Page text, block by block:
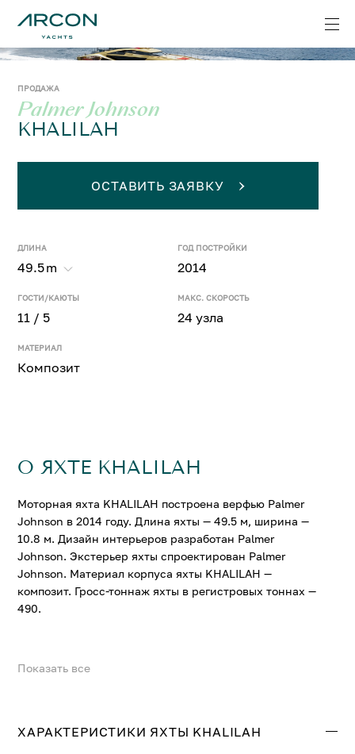
ПРОДАЖА
Palmer Johnson
KHALILAH
ДЛИНА
49.5m
ГОД ПОСТРОЙКИ
2014
ГОСТИ/КАЮТЫ
11 / 5
МАКС. СКОРОСТЬ
24 узла
МАТЕРИАЛ
Композит
ОСТАВИТЬ ЗАЯВКУ
О ЯХТЕ KHALILAH
Моторная яхта KHALILAH построена верфью Palmer
Johnson в 2014 году. Длина яхты — 49.5 м, ширина —
10.8 м. Дизайн интерьеров разработан Palmer
Johnson. Экстерьер яхты спроектирован Palmer
Johnson. Материал корпуса яхты KHALILAH —
композит. Гросс-тоннаж яхты в регистровых тоннах —
490.
На яхте KHALILAH можно разместить до 11 гостей в 5
Показать все
ХАРАКТЕРИСТИКИ ЯХТЫ KHALILAH